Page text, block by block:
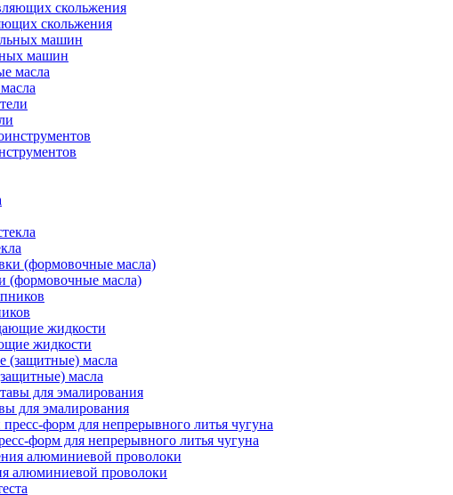
скольжения
машин
(формовочные масла)
жидкости
масла
для эмалирования
форм для непрерывного литья чугуна
алюминиевой проволоки